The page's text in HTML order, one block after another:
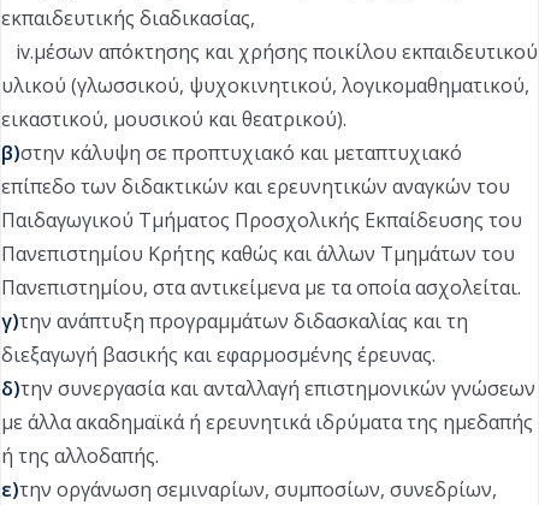
εκπαιδευτικής διαδικασίας,
iv.μέσων απόκτησης και χρήσης ποικίλου εκπαιδευτικού
υλικού (γλωσσικού, ψυχοκινητικού, λογικομαθηματικού,
εικαστικού, μουσικού και θεατρικού).
β)στην κάλυψη σε προπτυχιακό και μεταπτυχιακό
επίπεδο των διδακτικών και ερευνητικών αναγκών του
Παιδαγωγικού Τμήματος Προσχολικής Εκπαίδευσης του
Πανεπιστημίου Κρήτης καθώς και άλλων Τμημάτων του
Πανεπιστημίου, στα αντικείμενα με τα οποία ασχολείται.
γ)την ανάπτυξη προγραμμάτων διδασκαλίας και τη
διεξαγωγή βασικής και εφαρμοσμένης έρευνας.
δ)την συνεργασία και ανταλλαγή επιστημονικών γνώσεων
με άλλα ακαδημαϊκά ή ερευνητικά ιδρύματα της ημεδαπής
ή της αλλοδαπής.
ε)την οργάνωση σεμιναρίων, συμποσίων, συνεδρίων,